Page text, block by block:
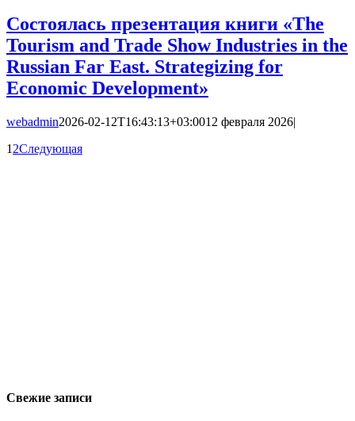
Состоялась презентация книги ‎«‎The
Tourism and Trade Show Industries in the
Russian Far East. Strategizing for
Economic Development»
webadmin2026-02-12T16:43:13+03:0012 февраля 2026|
1 2Следующая
Свежие записи